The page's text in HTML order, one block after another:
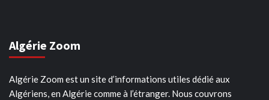
Algérie Zoom
Algérie Zoom est un site d’informations utiles dédié aux
Algériens, en Algérie comme à l’étranger. Nous couvrons